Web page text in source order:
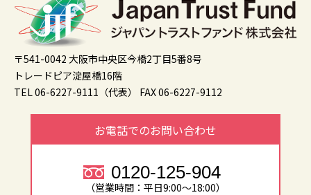
〒541-0042 大阪市中央区今橋2丁目5番8号
トレードピア淀屋橋16階
TEL 06-6227-9111（代表）
FAX 06-6227-9112
お電話でのお問い合わせ
0120-125-904
（営業時間：平日9:00～18:00）